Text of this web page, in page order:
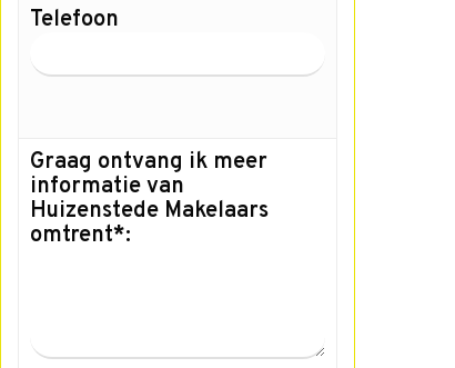
Telefoon
Graag ontvang ik meer
informatie van
Huizenstede Makelaars
omtrent*: